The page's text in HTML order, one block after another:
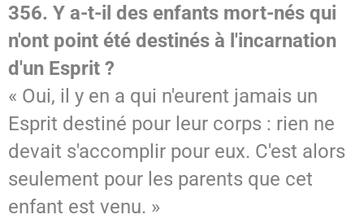
356. Y a-t-il des enfants mort-nés qui
n'ont point été destinés à l'incarnation
d'un Esprit ?
« Oui, il y en a qui n'eurent jamais un
Esprit destiné pour leur corps : rien ne
devait s'accomplir pour eux. C'est alors
seulement pour les parents que cet
enfant est venu. »